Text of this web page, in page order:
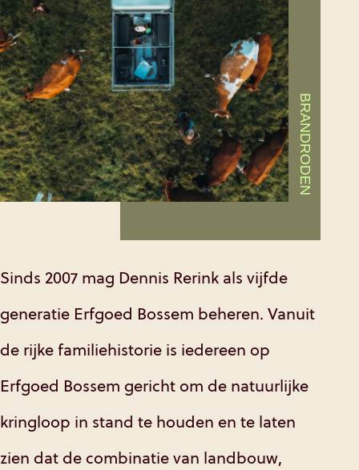
BRANDRODEN
Sinds 2007 mag Dennis Rerink als vijfde
generatie Erfgoed Bossem beheren. Vanuit
de rijke familiehistorie is iedereen op
Erfgoed Bossem gericht om de natuurlijke
kringloop in stand te houden en te laten
zien dat de combinatie van landbouw,